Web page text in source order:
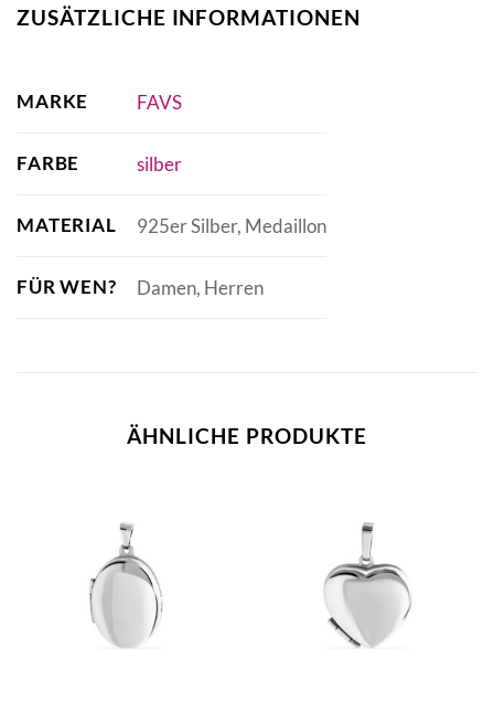
ZUSÄTZLICHE INFORMATIONEN
MARKE FAVS
FARBE silber
MATERIAL 925er Silber, Medaillon
FÜR WEN? Damen, Herren
ÄHNLICHE PRODUKTE